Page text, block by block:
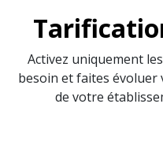
Activez uniquement
besoin et faites
de votre